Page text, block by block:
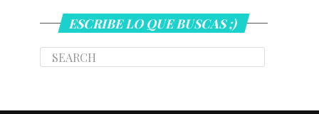
ESCRIBE LO QUE BUSCAS ;)